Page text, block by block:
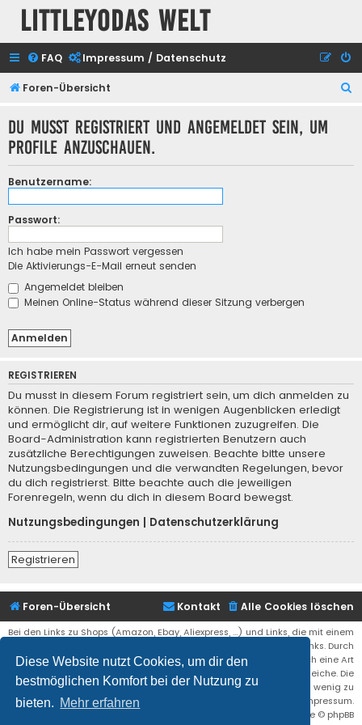
Diese Website nutzt Cookies, um dir den
bestmöglichen Komfort bei der Nutzung zu
bieten. Mehr erfahren
Littleyodas Welt
FAQ Impressum / Datenschutz
Foren-Übersicht
Du musst registriert und angemeldet sein, um
Profile anzuschauen.
Benutzername:
Passwort:
Ich habe mein Passwort vergessen
Die Aktivierungs-E-Mail erneut senden
Angemeldet bleiben
Meinen Online-Status während dieser Sitzung verbergen
REGISTRIEREN
Du musst in diesem Forum registriert sein, um dich anmelden zu
können. Die Registrierung ist in wenigen Augenblicken erledigt
und ermöglicht dir, auf weitere Funktionen zuzugreifen. Die
Board-Administration kann registrierten Benutzern auch
zusätzliche Berechtigungen zuweisen. Beachte bitte unsere
Nutzungsbedingungen und die verwandten Regelungen, bevor
du dich registrierst. Bitte beachte auch die jeweiligen
Forenregeln, wenn du dich in diesem Board bewegst.
Nutzungsbedingungen
Datenschutzerklärung
Registrieren
Foren-Übersicht Alle Cookies löschen
Kontakt
Bei den Links zu Shops (Amazon, Ebay, Aliexpress, ...) und Links, die mit einem
Stern (*) markiert sind, kann es sich um sogenannte Affiliate Links. Durch
den Kauf eines Produktes über einen Affiliate Link erhälte ich eine Art
Umsatzbeteiligung gutgeschrieben. Für euch bleibt der Preis der gleiche. Die
Einnahmen helfen die Hostgebühren für diese Webseite ein wenig zu
reduzieren. Siehe auch das Impressum.
® Forum Software © phpBB